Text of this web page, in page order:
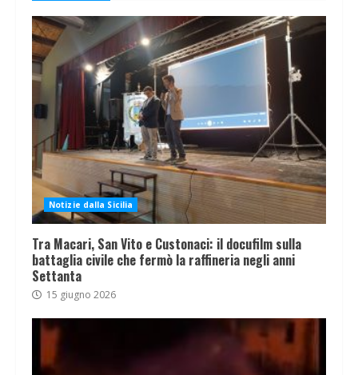
Notizie dalla Sicilia
Tra Macari, San Vito e Custonaci: il docufilm sulla
battaglia civile che fermò la raffineria negli anni
Settanta
15 giugno 2026